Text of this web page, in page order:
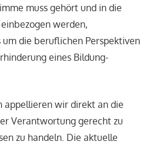
muss gehört und in die
werden,
um die beruflichen Perspektiven
eines Bildung-
appellieren wir direkt an die
Verantwortung gerecht zu
zu handeln. Die aktuelle